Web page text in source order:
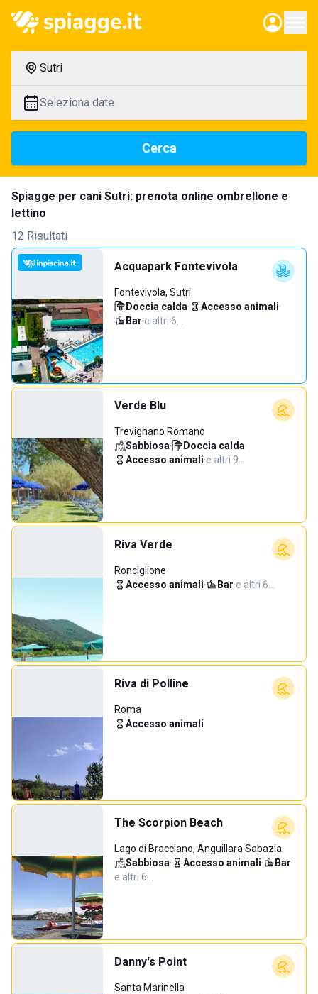
Sutri
Seleziona date
Cerca
Spiagge per cani Sutri: prenota online ombrellone e
lettino
12 Risultati
Acquapark Fontevivola
Fontevivola, Sutri
Doccia calda· Accesso animali·
Bar·e altri 6…
Verde Blu
Trevignano Romano
Sabbiosa· Doccia calda·
Accesso animali·e altri 9…
Riva Verde
Ronciglione
Accesso animali· Bar·e altri 6…
Riva di Polline
Roma
Accesso animali
The Scorpion Beach
Lago di Bracciano, Anguillara Sabazia
Sabbiosa· Accesso animali· Bar·
e altri 6…
Danny's Point
Santa Marinella